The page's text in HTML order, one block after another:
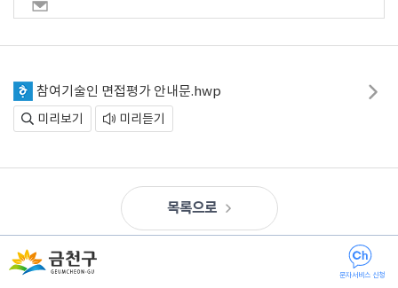
문자서비스 신청
참여기술인 면접평가 안내문.hwp
미리보기 미리듣기
목록으로